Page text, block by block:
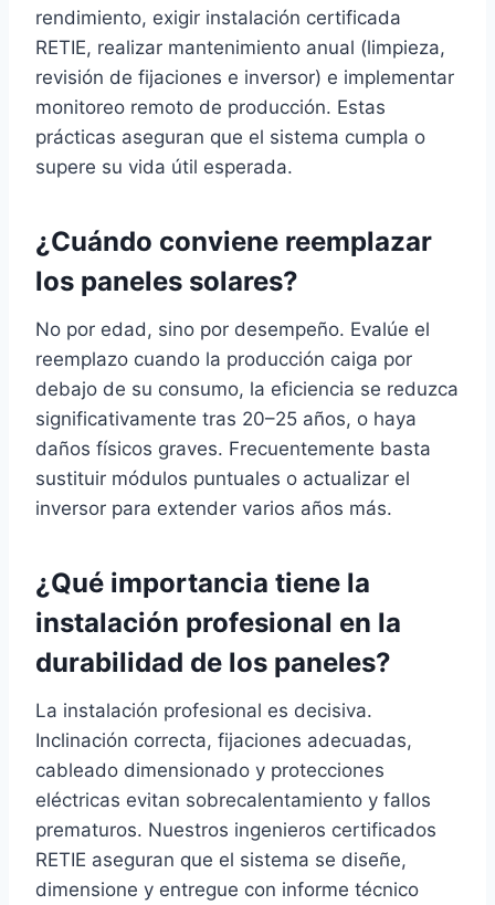
rendimiento, exigir instalación certificada
RETIE, realizar mantenimiento anual (limpieza,
revisión de fijaciones e inversor) e implementar
monitoreo remoto de producción. Estas
prácticas aseguran que el sistema cumpla o
supere su vida útil esperada.
¿Cuándo conviene reemplazar
los paneles solares?
No por edad, sino por desempeño. Evalúe el
reemplazo cuando la producción caiga por
debajo de su consumo, la eficiencia se reduzca
significativamente tras 20–25 años, o haya
daños físicos graves. Frecuentemente basta
sustituir módulos puntuales o actualizar el
inversor para extender varios años más.
¿Qué importancia tiene la
instalación profesional en la
durabilidad de los paneles?
La instalación profesional es decisiva.
Inclinación correcta, fijaciones adecuadas,
cableado dimensionado y protecciones
eléctricas evitan sobrecalentamiento y fallos
prematuros. Nuestros ingenieros certificados
RETIE aseguran que el sistema se diseñe,
dimensione y entregue con informe técnico